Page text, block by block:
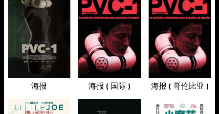
海报 海报 ( 国际 ) 海报 ( 哥伦比亚 )